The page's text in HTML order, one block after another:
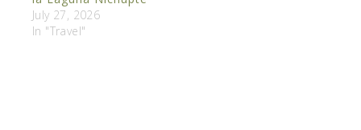
July 27, 2026
In "Travel"